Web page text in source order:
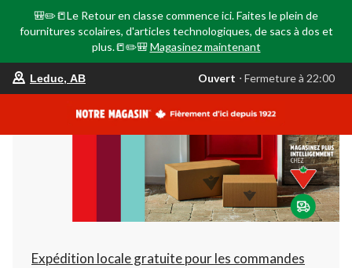
🎒✏️📒Le Retour en classe commence ici. Faites le plein de
fournitures scolaires, d'articles technologiques, de sacs à dos et
plus.📒✏️🎒 Magasinez maintenant
votre
est
AB,
Ouvert,
Fermeture
à
22:00
changer
Leduc, AB Ouvert ⋅ Fermeture à 22:00
Expédition locale gratuite pour les commandes